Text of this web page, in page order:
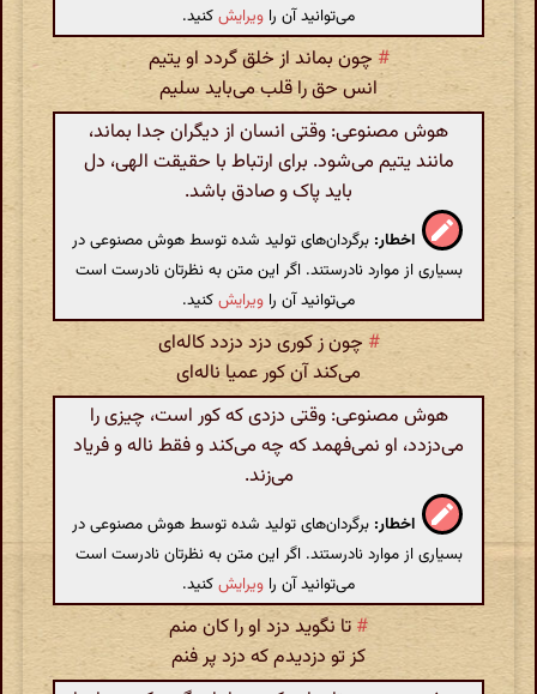
می‌توانید آن را ویرایشکنید.
# چون بماند از خلق گردد او یتیم
انس حق را قلب می‌باید سلیم
هوش مصنوعی: وقتی انسان از دیگران جدا بماند،
مانند یتیم می‌شود. برای ارتباط با حقیقت الهی، دل
باید پاک و صادق باشد.
اخطار: برگردان‌های تولید شده توسط هوش مصنوعی در
بسیاری از موارد نادرستند. اگر این متن به نظرتان نادرست است
می‌توانید آن را ویرایشکنید.
# چون ز کوری دزد دزدد کاله‌ای
می‌کند آن کور عمیا ناله‌ای
هوش مصنوعی: وقتی دزدی که کور است، چیزی را
می‌دزدد، او نمی‌فهمد که چه می‌کند و فقط ناله و فریاد
می‌زند.
اخطار: برگردان‌های تولید شده توسط هوش مصنوعی در
بسیاری از موارد نادرستند. اگر این متن به نظرتان نادرست است
می‌توانید آن را ویرایشکنید.
# تا نگوید دزد او را کان منم
کز تو دزدیدم که دزد پر فنم